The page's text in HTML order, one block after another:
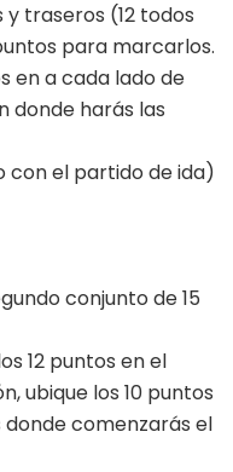
traseros (12 todos
para marcarlos.
en a cada lado de
donde harás las
con el partido de ida)
conjunto de 15
12 puntos en el
ubique los 10 puntos
comenzarás el